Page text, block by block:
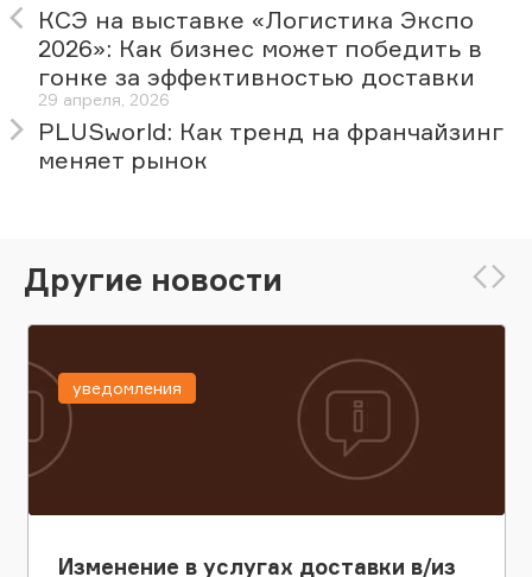
КСЭ на выставке «Логистика Экспо
2026»: Как бизнес может победить в
гонке за эффективностью доставки
29 апреля, 2026
PLUSworld: Как тренд на франчайзинг
меняет рынок
Другие новости
Изменение в услугах доставки в/из
уведомления